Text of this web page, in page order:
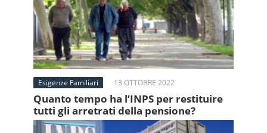
Esigenze Familiari 13 OTTOBRE 2022
Quanto tempo ha l’INPS per restituire
tutti gli arretrati della pensione?